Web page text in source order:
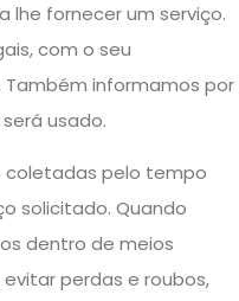
lhe fornecer um serviço.
com o seu
informamos por
usado.
coletadas pelo tempo
solicitado. Quando
dentro de meios
perdas e roubos,